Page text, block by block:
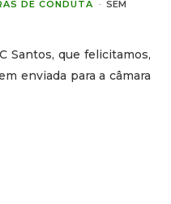
DE CONDUTA
SEM
Santos, que felicitamos,
enviada para a câmara